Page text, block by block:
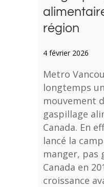
région
4 février 2026
Metro
longtemps
mouvement
gaspillage
Canada. En
lancé la
manger, pas
Canada en
croissance